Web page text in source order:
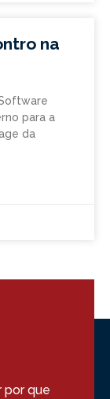
na
para a
da
por que